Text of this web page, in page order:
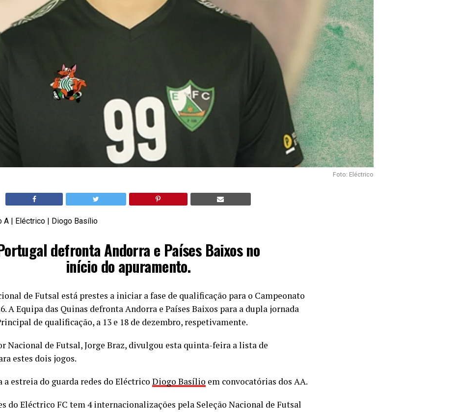
Foto: Eléctrico
A | Eléctrico | Diogo Basílio
defronta Andorra e Países Baixos no
início do apuramento.
de Futsal está prestes a iniciar a fase de qualificação para o Campeonato
A Equipa das Quinas defronta Andorra e Países Baixos para a dupla jornada
de qualificação, a 13 e 18 de dezembro, respetivamente.
Nacional de Futsal, Jorge Braz, divulgou esta quinta-feira a lista de
estes dois jogos.
a estreia do guarda redes do Eléctrico Diogo Basílio em convocatórias dos AA.
do Eléctrico FC tem 4 internacionalizações pela Seleção Nacional de Futsal